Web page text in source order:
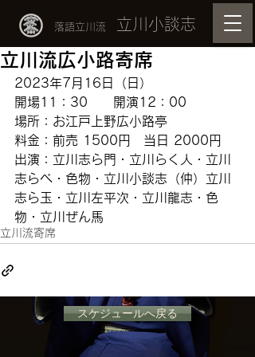
落語立川流 立川小談志
立川流広小路寄席
2023年7月16日（日）
開場11：30　　開演12：00
場所：お江戸上野広小路亭
料金：前売 1500円　当日 2000円
出演：立川志ら門・立川らく人・立川
志らべ・色物・立川小談志（仲）立川
志ら玉・立川左平次・立川龍志・色
物・立川ぜん馬
立川流寄席
スケジュールへ戻る